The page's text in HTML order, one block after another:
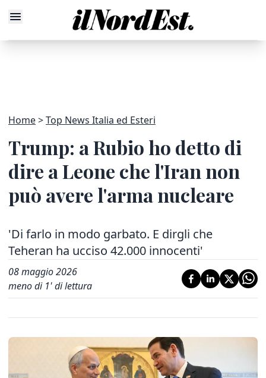
Home Top News Italia ed Esteri
Trump: a Rubio ho detto di
dire a Leone che l'Iran non
può avere l'arma nucleare
'Di farlo in modo garbato. E dirgli che
Teheran ha ucciso 42.000 innocenti'
08 maggio 2026
meno di 1' di lettura